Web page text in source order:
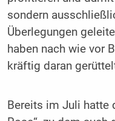
sondern
Überlegungen
haben nach wie vor
kräftig daran
Bereits im Juli hatte